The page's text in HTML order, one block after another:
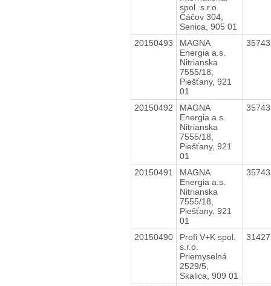
spol. s.r.o.
Čáčov 304,
Senica, 905 01
20150493
MAGNA
Energia a.s.
Nitrianska
7555/18,
Piešťany, 921
01
20150492
MAGNA
Energia a.s.
Nitrianska
7555/18,
Piešťany, 921
01
20150491
MAGNA
Energia a.s.
Nitrianska
7555/18,
Piešťany, 921
01
20150490
Profi V+K spol.
s.r.o.
Priemyselná
2529/5,
Skalica, 909 01